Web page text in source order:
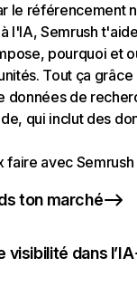
le référencement
l'IA, Semrush
pourquoi et
Tout ça grâce
données de
qui inclut des
faire avec Semrush
ton marché
visibilité dans l’IA